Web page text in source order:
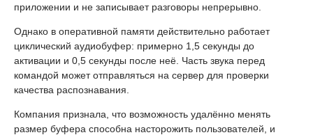
приложении и не записывает разговоры непрерывно.
Однако в оперативной памяти действительно работает
циклический аудиобуфер: примерно 1,5 секунды до
активации и 0,5 секунды после неё. Часть звука перед
командой может отправляться на сервер для проверки
качества распознавания.
Компания признала, что возможность удалённо менять
размер буфера способна насторожить пользователей, и